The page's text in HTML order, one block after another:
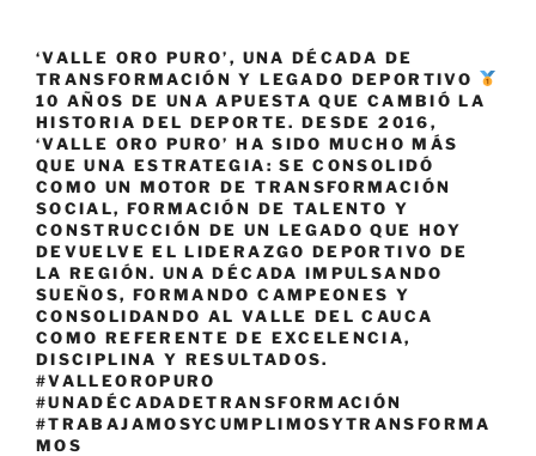
‘VALLE ORO PURO’, UNA DÉCADA DE
TRANSFORMACIÓN Y LEGADO DEPORTIVO
10 AÑOS DE UNA APUESTA QUE CAMBIÓ LA
HISTORIA DEL DEPORTE. DESDE 2016,
‘VALLE ORO PURO’ HA SIDO MUCHO MÁS
QUE UNA ESTRATEGIA: SE CONSOLIDÓ
COMO UN MOTOR DE TRANSFORMACIÓN
SOCIAL, FORMACIÓN DE TALENTO Y
CONSTRUCCIÓN DE UN LEGADO QUE HOY
DEVUELVE EL LIDERAZGO DEPORTIVO DE
LA REGIÓN. UNA DÉCADA IMPULSANDO
SUEÑOS, FORMANDO CAMPEONES Y
CONSOLIDANDO AL VALLE DEL CAUCA
COMO REFERENTE DE EXCELENCIA,
DISCIPLINA Y RESULTADOS.
#VALLEOROPURO
#UNADÉCADADETRANSFORMACIÓN
#TRABAJAMOSYCUMPLIMOSYTRANSFORMA
MOS